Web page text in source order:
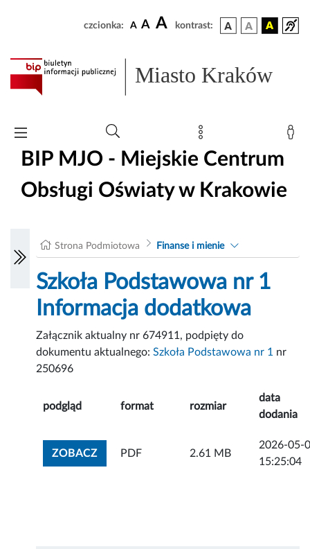
czcionka: A A A kontrast:
Miasto Kraków
BIP MJO - Miejskie Centrum
Obsługi Oświaty w Krakowie
Strona Podmiotowa Finanse i mienie
Szkoła Podstawowa nr 1
Informacja dodatkowa
Załącznik aktualny nr 674911, podpięty do
dokumentu aktualnego:Szkoła Podstawowa nr 1 nr
250696
podgląd format rozmiar
data
dodania
ZOBACZZOBACZ ZAŁĄCZNIK
PDF 2.61 MB
2026-05-
15:25:04